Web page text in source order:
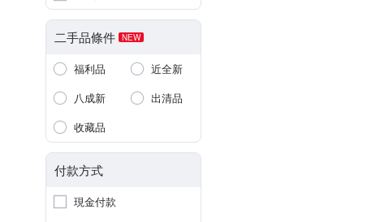
二手品條件 NEW
福利品
近全新
八成新
出清品
收藏品
付款方式
現金付款